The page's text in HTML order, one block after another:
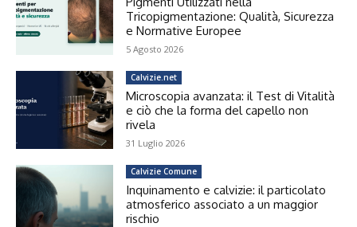
Tricopigmentazione: Qualità, Sicurezza
e Normative Europee
5 Agosto 2026
Calvizie.net
Microscopia avanzata: il Test di Vitalità
e ciò che la forma del capello non
rivela
31 Luglio 2026
Calvizie Comune
Inquinamento e calvizie: il particolato
atmosferico associato a un maggior
rischio